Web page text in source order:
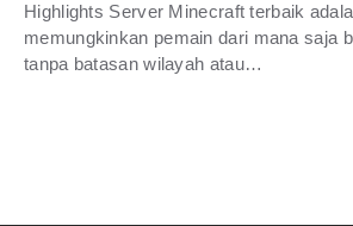
Highlights Server Minecraft terbaik
memungkinkan pemain dari mana saja
tanpa batasan wilayah atau…